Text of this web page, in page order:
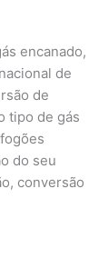
encanado,
de
de
tipo de gás
do seu
conversão